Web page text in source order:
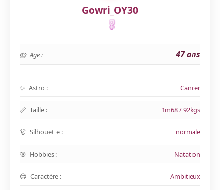
Gowri_OY30
Age : 47 ans
Astro : Cancer
Taille : 1m68 / 92kgs
Silhouette : normale
Hobbies : Natation
Caractère : Ambitieux